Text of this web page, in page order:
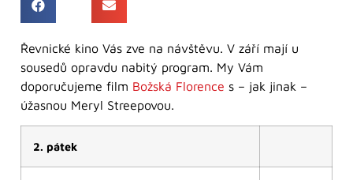
Řevnické kino Vás zve na návštěvu. V září mají u
sousedů opravdu nabitý program. My Vám
doporučujeme film Božská Florence s – jak jinak –
úžasnou Meryl Streepovou.
2. pátek